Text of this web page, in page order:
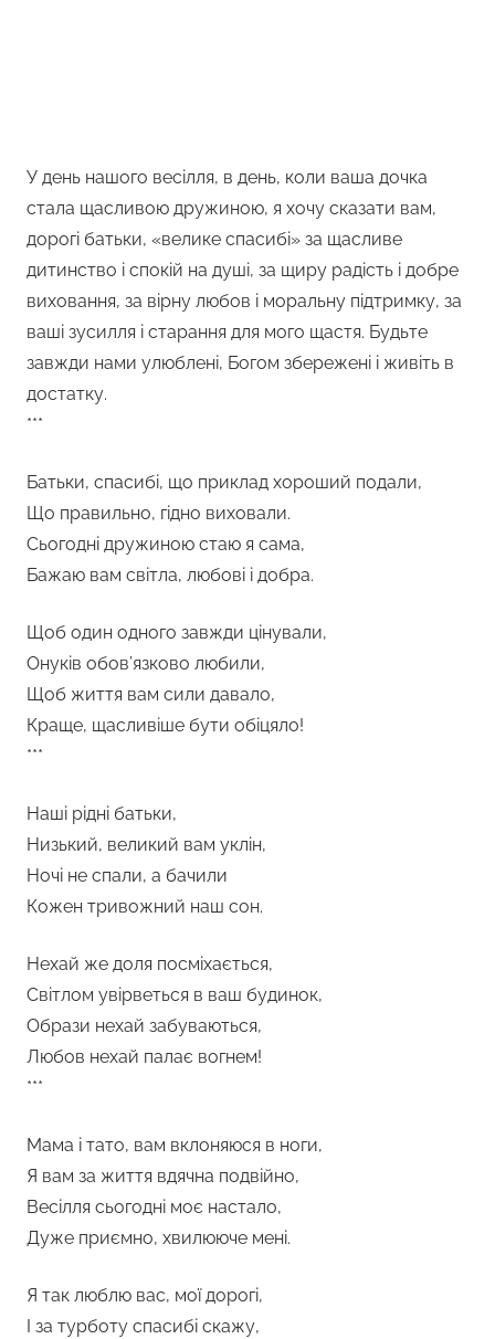
У день нашого весілля, в день, коли ваша дочка
стала щасливою дружиною, я хочу сказати вам,
дорогі батьки, «велике спасибі» за щасливе
дитинство і спокій на душі, за щиру радість і добре
виховання, за вірну любов і моральну підтримку, за
ваші зусилля і старання для мого щастя. Будьте
завжди нами улюблені, Богом збережені і живіть в
достатку.
***
Батьки, спасибі, що приклад хороший подали,
Що правильно, гідно виховали.
Сьогодні дружиною стаю я сама,
Бажаю вам світла, любові і добра.
Щоб один одного завжди цінували,
Онуків обов’язково любили,
Щоб життя вам сили давало,
Краще, щасливіше бути обіцяло!
***
Наші рідні батьки,
Низький, великий вам уклін,
Ночі не спали, а бачили
Кожен тривожний наш сон.
Нехай же доля посміхається,
Світлом увірветься в ваш будинок,
Образи нехай забуваються,
Любов нехай палає вогнем!
***
Мама і тато, вам вклоняюся в ноги,
Я вам за життя вдячна подвійно,
Весілля сьогодні моє настало,
Дуже приємно, хвилююче мені.
Я так люблю вас, мої дорогі,
І за турботу спасибі скажу,